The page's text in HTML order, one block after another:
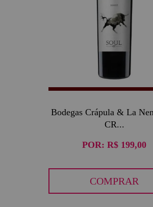
Bodegas Crápula & La
CR...
POR: R$ 199,00
COMPRAR